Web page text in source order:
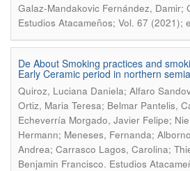
Galaz-Mandakovic Fernández, Damir;
Estudios Atacameños; Vol. 67 (2021);
De About Smoking practices and
Early Ceramic period in northern
Quiroz, Luciana Daniela; Alfaro
Ortiz, Maria Teresa; Belmar Pantelis,
Echeverría Morgado, Javier Felipe;
Hermann; Meneses, Fernanda;
Andrea; Carrasco Lagos, Carolina;
Benjamin Francisco. Estudios